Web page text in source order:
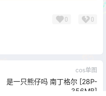
0 0
cos单图
是一只熊仔吗 南丁格尔 [28P-
356MB]